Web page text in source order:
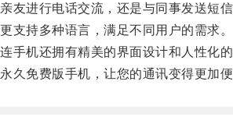
进行电话交流，还是与同事发送短信
持多种语言，满足不同用户的需求。
机还拥有精美的界面设计和人性化的
免费版手机，让您的通讯变得更加